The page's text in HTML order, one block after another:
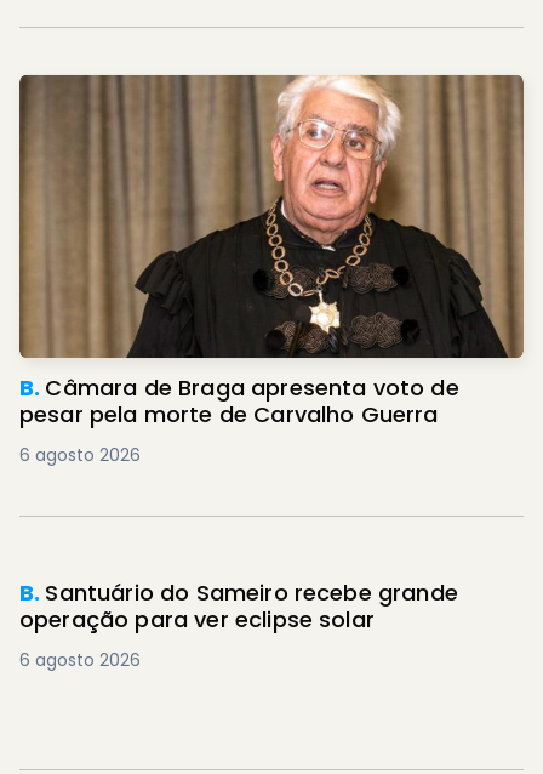
B. Câmara de Braga apresenta voto de
pesar pela morte de Carvalho Guerra
6 agosto 2026
B. Santuário do Sameiro recebe grande
operação para ver eclipse solar
6 agosto 2026